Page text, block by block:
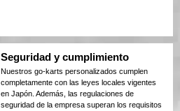
Seguridad y cumplimiento
Nuestros go-karts personalizados cumplen
completamente con las leyes locales vigentes
en Japón. Además, las regulaciones de
seguridad de la empresa superan los requisitos